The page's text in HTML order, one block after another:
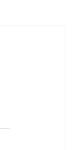
Inspirée de la veste
!